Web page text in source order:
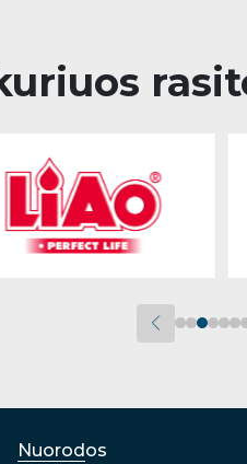
Nuorodos